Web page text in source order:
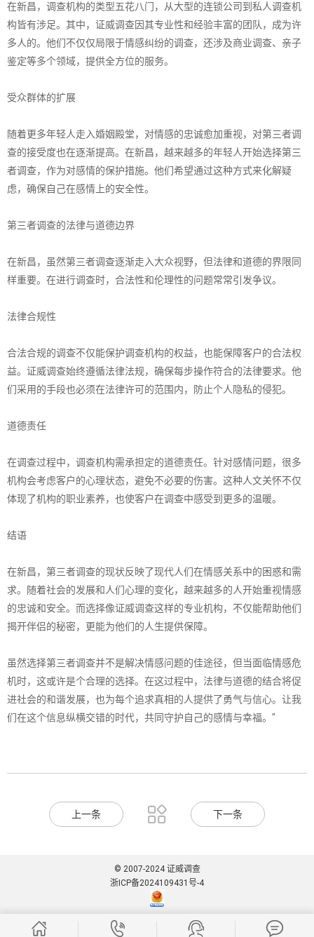
在新昌，调查机构的类型五花八门，从大型的连锁公司到私人调查机
构皆有涉足。其中，证威调查因其专业性和经验丰富的团队，成为许
多人的。他们不仅仅局限于情感纠纷的调查，还涉及商业调查、亲子
鉴定等多个领域，提供全方位的服务。
受众群体的扩展
随着更多年轻人走入婚姻殿堂，对情感的忠诚愈加重视，对第三者调
查的接受度也在逐渐提高。在新昌，越来越多的年轻人开始选择第三
者调查，作为对感情的保护措施。他们希望通过这种方式来化解疑
虑，确保自己在感情上的安全性。
第三者调查的法律与道德边界
在新昌，虽然第三者调查逐渐走入大众视野，但法律和道德的界限同
样重要。在进行调查时，合法性和伦理性的问题常常引发争议。
法律合规性
合法合规的调查不仅能保护调查机构的权益，也能保障客户的合法权
益。证威调查始终遵循法律法规，确保每步操作符合的法律要求。他
们采用的手段也必须在法律许可的范围内，防止个人隐私的侵犯。
道德责任
在调查过程中，调查机构需承担定的道德责任。针对感情问题，很多
机构会考虑客户的心理状态，避免不必要的伤害。这种人文关怀不仅
体现了机构的职业素养，也使客户在调查中感受到更多的温暖。
结语
在新昌，第三者调查的现状反映了现代人们在情感关系中的困惑和需
求。随着社会的发展和人们心理的变化，越来越多的人开始重视情感
的忠诚和安全。而选择像证威调查这样的专业机构，不仅能帮助他们
揭开伴侣的秘密，更能为他们的人生提供保障。
虽然选择第三者调查并不是解决情感问题的佳途径，但当面临情感危
机时，这或许是个合理的选择。在这过程中，法律与道德的结合将促
进社会的和谐发展，也为每个追求真相的人提供了勇气与信心。让我
们在这个信息纵横交错的时代，共同守护自己的感情与幸福。"
上一条  下一条
© 2007-2024 证威调查
浙ICP备2024109431号-4
   